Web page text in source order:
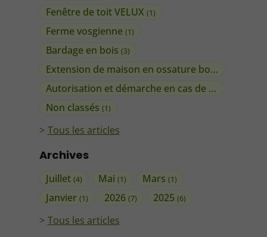
Fenêtre de toit VELUX (1)
Ferme vosgienne (1)
Bardage en bois (3)
Extension de maison en ossature bois
Autorisation et démarche en cas de travaux
Non classés (1)
Tous les articles
Archives
Juillet (4) Mai(1) Mars(1)
Janvier (1) 2026(7) 2025(6)
Tous les articles